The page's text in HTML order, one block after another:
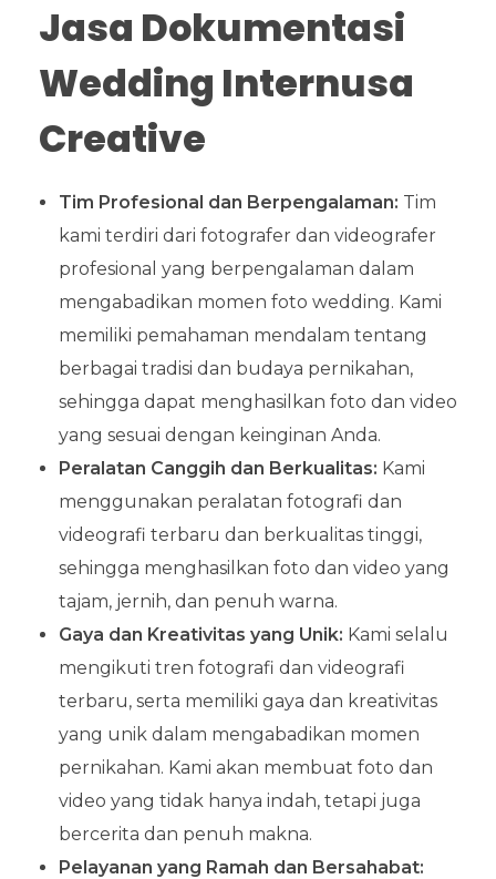
Jasa Dokumentasi
Wedding Internusa
Creative
Tim Profesional dan Berpengalaman: Tim
kami terdiri dari fotografer dan videografer
profesional yang berpengalaman dalam
mengabadikan momen foto wedding. Kami
memiliki pemahaman mendalam tentang
berbagai tradisi dan budaya pernikahan,
sehingga dapat menghasilkan foto dan video
yang sesuai dengan keinginan Anda.
Peralatan Canggih dan Berkualitas: Kami
menggunakan peralatan fotografi dan
videografi terbaru dan berkualitas tinggi,
sehingga menghasilkan foto dan video yang
tajam, jernih, dan penuh warna.
Gaya dan Kreativitas yang Unik: Kami selalu
mengikuti tren fotografi dan videografi
terbaru, serta memiliki gaya dan kreativitas
yang unik dalam mengabadikan momen
pernikahan. Kami akan membuat foto dan
video yang tidak hanya indah, tetapi juga
bercerita dan penuh makna.
Pelayanan yang Ramah dan Bersahabat: